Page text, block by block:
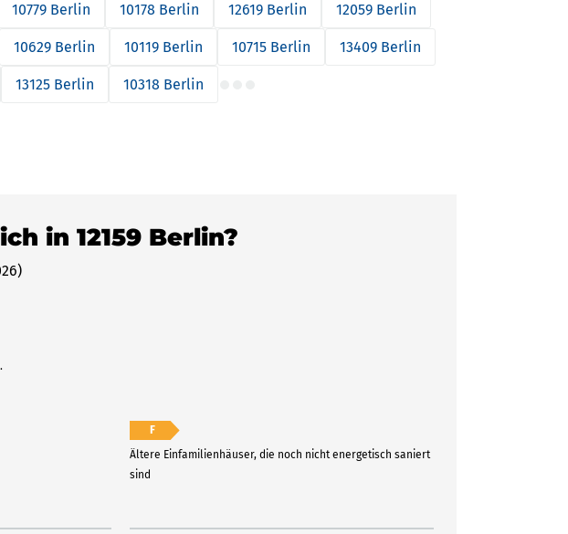
10779 Berlin 10178 Berlin 12619 Berlin 12059 Berlin
10629 Berlin 10119 Berlin 10715 Berlin 13409 Berlin
13125 Berlin 10318 Berlin
in 12159 Berlin?
F
Ältere Einfamilienhäuser, die noch nicht energetisch saniert
sind